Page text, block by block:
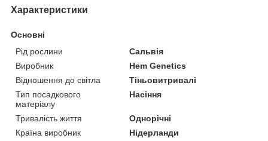
Характеристики
Основні
Рід рослини
Сальвія
Виробник
Hem Genetics
Відношення до світла
Тіньовитривалі
Тип посадкового
матеріалу
Насіння
Тривалість життя
Однорічні
Країна виробник
Нідерланди